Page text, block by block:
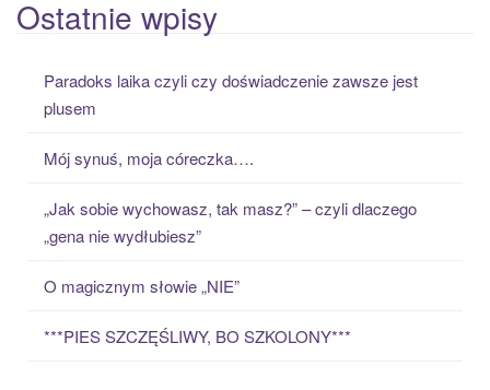
a
r
Ostatnie wpisy
Paradoks laika czyli czy doświadczenie zawsze jest
plusem
Mój synuś, moja córeczka….
„Jak sobie wychowasz, tak masz?” – czyli dlaczego
„gena nie wydłubiesz”
O magicznym słowie „NIE”
***PIES SZCZĘŚLIWY, BO SZKOLONY***